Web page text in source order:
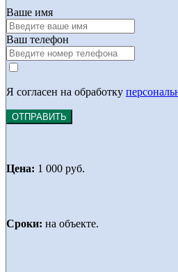
Ваше имя
Ваш телефон
Я согласен на обработку
ОТПРАВИТЬ
Цена: 1 000 руб.
Сроки: на объекте.